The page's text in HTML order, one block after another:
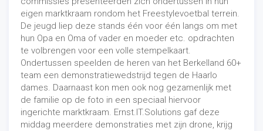
eigen marktkraam rondom het Freestylevoetbal terrein.
De jeugd liep deze stands één voor één langs om met
hun Opa en Oma of vader en moeder etc. opdrachten
te volbrengen voor een volle stempelkaart.
Ondertussen speelden de heren van het Berkelland 60+
team een demonstratiewedstrijd tegen de Haarlo
dames. Daarnaast kon men ook nog gezamenlijk met
de familie op de foto in een speciaal hiervoor
ingerichte marktkraam. Ernst.IT.Solutions gaf deze
middag meerdere demonstraties met zijn drone, krijg